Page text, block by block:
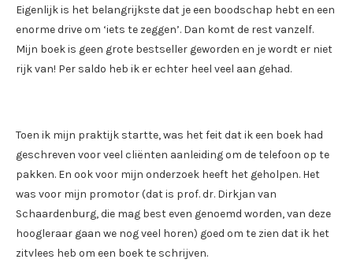
Eigenlijk is het belangrijkste dat je een boodschap hebt en een
enorme drive om ‘iets te zeggen’. Dan komt de rest vanzelf.
Mijn boek is geen grote bestseller geworden en je wordt er niet
rijk van! Per saldo heb ik er echter heel veel aan gehad.
Toen ik mijn praktijk startte, was het feit dat ik een boek had
geschreven voor veel cliënten aanleiding om de telefoon op te
pakken. En ook voor mijn onderzoek heeft het geholpen. Het
was voor mijn promotor (dat is prof. dr. Dirkjan van
Schaardenburg, die mag best even genoemd worden, van deze
hoogleraar gaan we nog veel horen) goed om te zien dat ik het
zitvlees heb om een boek te schrijven.